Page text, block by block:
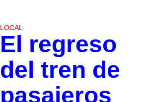
LOCAL
El regreso
del tren de
pasajeros